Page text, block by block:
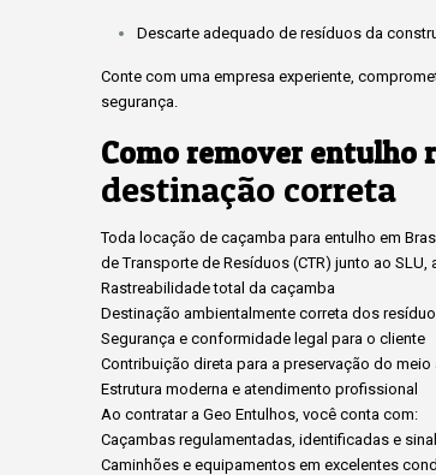
Descarte adequado de resíduos da
Conte com uma empresa experiente,
segurança.
Como remover entulho
destinação correta
Toda locação de caçamba para entulho em
de Transporte de Resíduos (CTR) junto ao SLU,
Rastreabilidade total da caçamba
Destinação ambientalmente correta dos
Segurança e conformidade legal para o cliente
Contribuição direta para a preservação do meio
Estrutura moderna e atendimento profissional
Ao contratar a Geo Entulhos, você conta com:
Caçambas regulamentadas, identificadas e
Caminhões e equipamentos em excelentes